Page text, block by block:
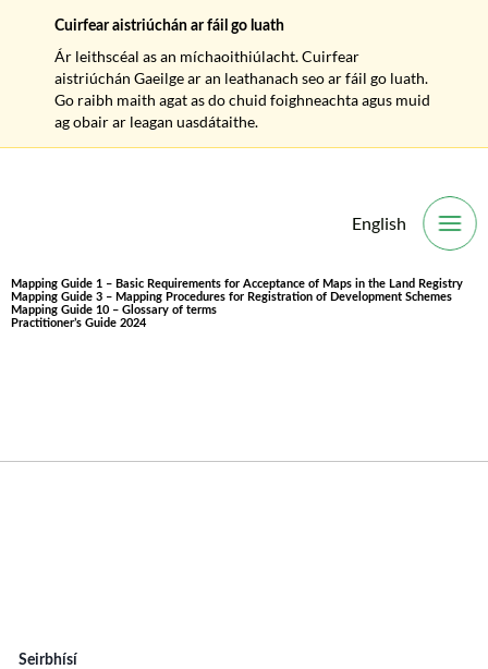
English
Mapping Guide 1 – Basic Requirements for Acceptance of Maps in the Land Registry
Mapping Guide 3 – Mapping Procedures for Registration of Development Schemes
Mapping Guide 10 – Glossary of terms
Practitioner’s Guide 2024
Seirbhísí
Cuirfear aistriúchán ar fáil go luath
Ár leithscéal as an míchaoithiúlacht. Cuirfear
aistriúchán Gaeilge ar an leathanach seo ar fáil go luath.
Go raibh maith agat as do chuid foighneachta agus muid
ag obair ar leagan uasdátaithe.